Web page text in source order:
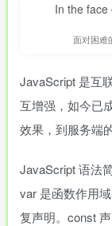
In the
面对困难
JavaScript 是互
互增强，如今已
效果，到服务端
JavaScript 语法
var 是函数作用
复声明。const